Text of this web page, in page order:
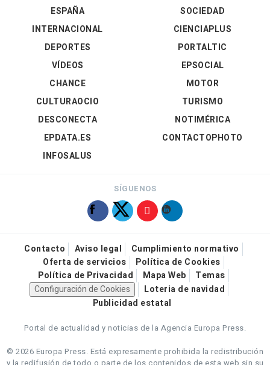
ESPAÑA
INTERNACIONAL
DEPORTES
VÍDEOS
SOCIEDAD
CIENCIAPLUS
PORTALTIC
EPSOCIAL
CHANCE
CULTURAOCIO
DESCONECTA
EPDATA.ES
INFOSALUS
MOTOR
TURISMO
NOTIMÉRICA
CONTACTOPHOTO
SÍGUENOS
Contacto Aviso legal
Cumplimiento normativo
Oferta de servicios
Política de Cookies
Política de Privacidad
Mapa Web
Temas
Configuración de Cookies
Loteria de navidad
Publicidad estatal
Portal de actualidad y noticias de la Agencia Europa Press.
© 2026 Europa Press. Está expresamente prohibida la redistribución